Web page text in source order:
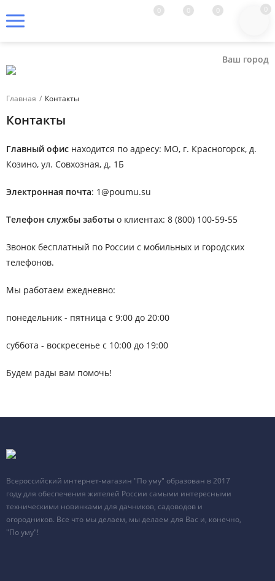
0 0 0 0
Ваш город
Главная / Контакты
Контакты
Главный офис находится по адресу: МО, г. Красногорск, д.
Козино, ул. Совхозная, д. 1Б
Электронная почта: 1@poumu.su
Телефон службы заботы о клиентах: 8 (800) 100-59-55
Звонок бесплатный по России с мобильных и городских
телефонов.
Мы работаем ежедневно:
понедельник - пятница с 9:00 до 20:00
суббота - воскресенье с 10:00 до 19:00
Будем рады вам помочь!
Всероссийский интернет-магазин "По уму" образован в 2017
году для обеспечения жителей России самыми интересными
техническими новинками для дачников, садоводов и
огородников. Все что мы делаем, мы делаем для Вас и, конечно,
"По уму"!